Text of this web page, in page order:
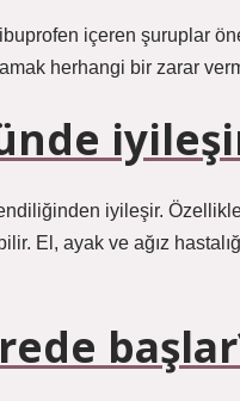
içeren şuruplar
herhangi bir zarar
iyileşir. Özellikle
El, ayak ve ağız